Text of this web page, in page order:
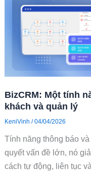
BizCRM: Một tính
khách và quản lý
KeniVinh /04/04/2026
Tính năng thông báo
quyết vấn đề lớn, nó
cách tự động, liên tục